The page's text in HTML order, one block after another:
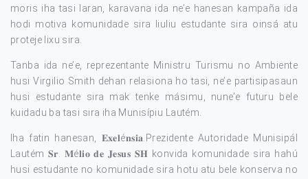
moris iha tasi laran, karavana ida ne’e hanesan kampaña ida
hodi motiva komunidade sira liuliu estudante sira oinsá atu
proteje lixu sira.
Tanba ida ne’e, reprezentante Ministru Turismu no Ambiente
husi Virgilio Smith dehan relasiona ho tasi, ne’e partisipasaun
husi estudante sira mak tenke másimu, nune’e futuru bele
kuidadu ba tasi sira iha Munisípiu Lautém.
Iha fatin hanesan, 𝐄𝐱𝐞𝐥é𝐧𝐬𝐢𝐚.Prezidente Autoridade Munisipál
Lautém 𝐒𝐫. 𝐌é𝐥𝐢𝐨 𝐝𝐞 𝐉𝐞𝐬𝐮𝐬 𝐒𝐇 konvida komunidade sira hahú
husi estudante no komunidade sira hotu atu bele konserva no